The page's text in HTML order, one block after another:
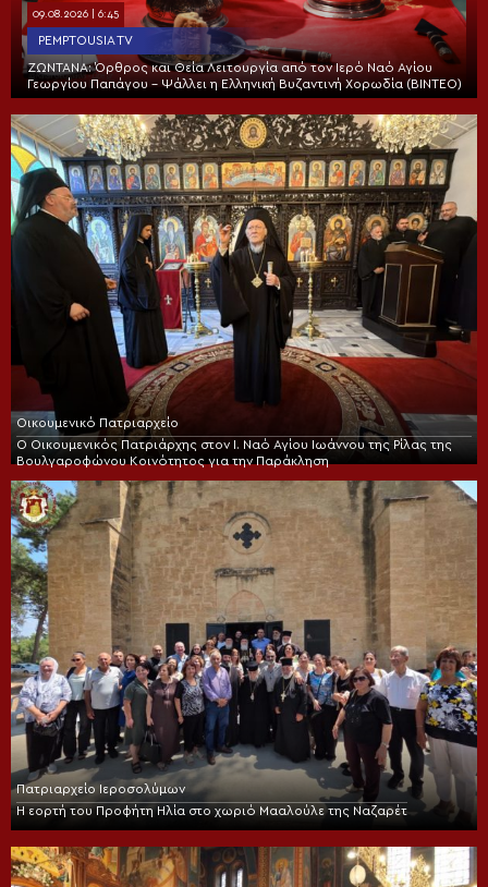
09.08.2026 | 6:45
PEMPTOUSIA TV
ΖΩΝΤΑΝΑ: Όρθρος και Θεία Λειτουργία από τον Ιερό Ναό Αγίου
Γεωργίου Παπάγου – Ψάλλει η Ελληνική Βυζαντινή Χορωδία (ΒΙΝΤΕΟ)
Οικουμενικό Πατριαρχείο
Ο Οικουμενικός Πατριάρχης στον I. Ναό Αγίου Ιωάννου της Ρίλας της
Βουλγαροφώνου Κοινότητος για την Παράκληση
Πατριαρχείο Ιεροσολύμων
Η εορτή του Προφήτη Ηλία στο χωριό Μααλούλε της Ναζαρέτ